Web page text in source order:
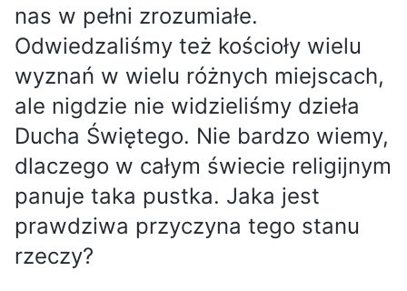
nas w pełni zrozumiałe.
Odwiedzaliśmy też kościoły wielu
wyznań w wielu różnych miejscach,
ale nigdzie nie widzieliśmy dzieła
Ducha Świętego. Nie bardzo wiemy,
dlaczego w całym świecie religijnym
panuje taka pustka. Jaka jest
prawdziwa przyczyna tego stanu
rzeczy?